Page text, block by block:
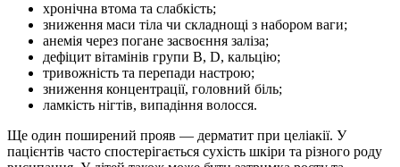
хронічна втома та слабкість;
зниження маси тіла чи складнощі з набором ваги;
анемія через погане засвоєння заліза;
дефіцит вітамінів групи B, D, кальцію;
тривожність та перепади настрою;
зниження концентрації, головний біль;
ламкість нігтів, випадіння волосся.
Ще один поширений прояв — дерматит при целіакії. У
пацієнтів часто спостерігається сухість шкіри та різного роду